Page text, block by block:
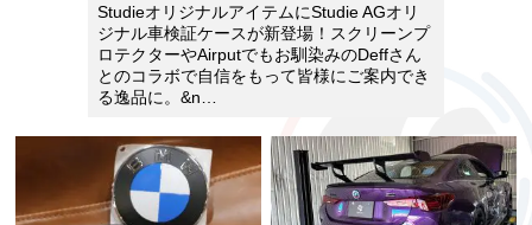
StudieオリジナルアイテムにStudie AGオリ
ジナル車検証ケースが新登場！スクリーンプ
ロテクターやAirputでもお馴染みのDeffさん
とのコラボで自信をもって皆様にご案内でき
る逸品に。&n…